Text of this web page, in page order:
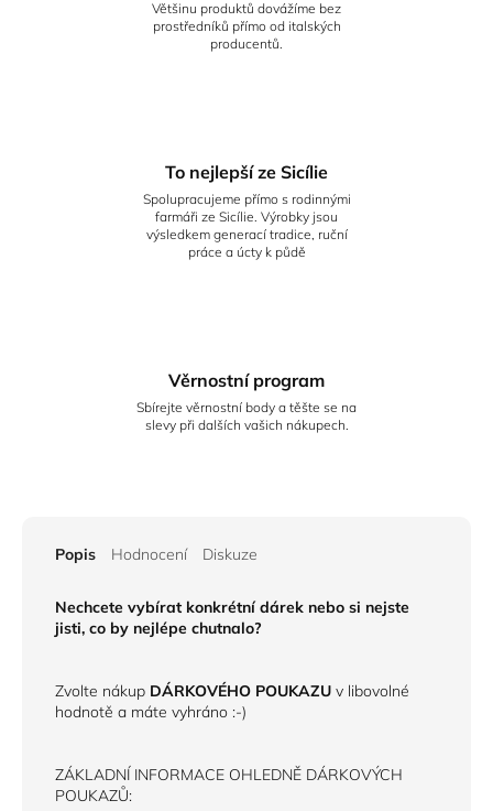
Většinu produktů dovážíme bez
prostředníků přímo od italských
producentů.
To nejlepší ze Sicílie
Spolupracujeme přímo s rodinnými
farmáři ze Sicílie. Výrobky jsou
výsledkem generací tradice, ruční
práce a úcty k půdě
Věrnostní program
Sbírejte věrnostní body a těšte se na
slevy při dalších vašich nákupech.
Popis Hodnocení Diskuze
Nechcete vybírat konkrétní dárek nebo si nejste
jisti, co by nejlépe chutnalo?
Zvolte nákup DÁRKOVÉHO POUKAZU v libovolné
hodnotě a máte vyhráno :-)
ZÁKLADNÍ INFORMACE OHLEDNĚ DÁRKOVÝCH
POUKAZŮ: